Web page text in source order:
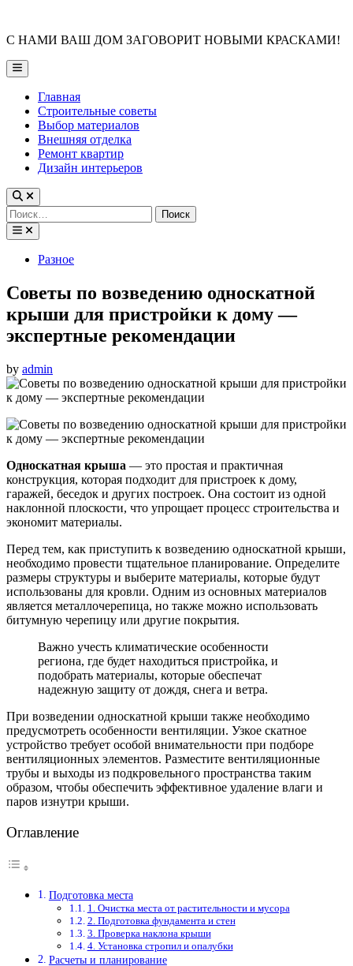
content
С НАМИ ВАШ ДОМ ЗАГОВОРИТ НОВЫМИ КРАСКАМИ!
Main
Menu
Главная
Строительные советы
Выбор материалов
Внешняя отделка
Ремонт квартир
Дизайн интерьеров
Найти:
PostedРазное
Советы по возведению односкатной
крыши для пристройки к дому —
экспертные рекомендации
by admin
Односкатная крыша — это простая и практичная
конструкция, которая подходит для пристроек к дому,
гаражей, беседок и других построек. Она состоит из одной
наклонной плоскости, что упрощает процесс строительства и
экономит материалы.
Перед тем, как приступить к возведению односкатной крыши,
необходимо провести тщательное планирование. Определите
размеры структуры и выберите материалы, которые будут
использованы для кровли. Одним из основных материалов
является металлочерепица, но также можно использовать
битумную черепицу или другие покрытия.
Важно учесть климатические особенности
региона, где будет находиться пристройка, и
подобрать материалы, которые обеспечат
надежную защиту от дождя, снега и ветра.
При возведении односкатной крыши также необходимо
предусмотреть особенности вентиляции. Узкое скатное
устройство требует особой внимательности при подборе
вентиляционных элементов. Разместите вентиляционные
трубы и выходы из подкровельного пространства таким
образом, чтобы обеспечить эффективное удаление влаги и
паров изнутри крыши.
Оглавление
Подготовка места
1. Очистка места от растительности и мусора
2. Подготовка фундамента и стен
3. Проверка наклона крыши
4. Установка стропил и опалубки
Расчеты и планирование